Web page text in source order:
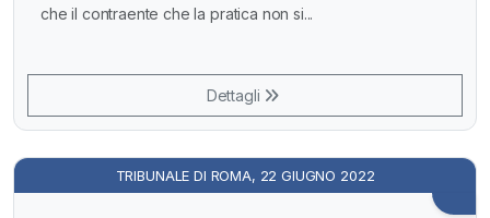
che il contraente che la pratica non si...
Dettagli
TRIBUNALE DI ROMA, 22 GIUGNO 2022